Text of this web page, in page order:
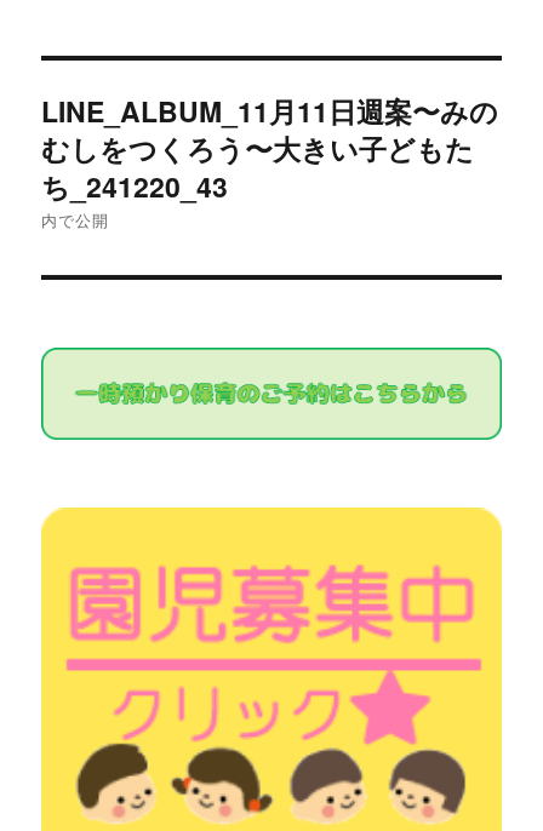
稿
ナ
ビ
ゲ
ー
ョ
LINE_ALBUM_11月11日週案〜みの
むしをつくろう〜大きい子どもた
ち_241220_43
内で公開